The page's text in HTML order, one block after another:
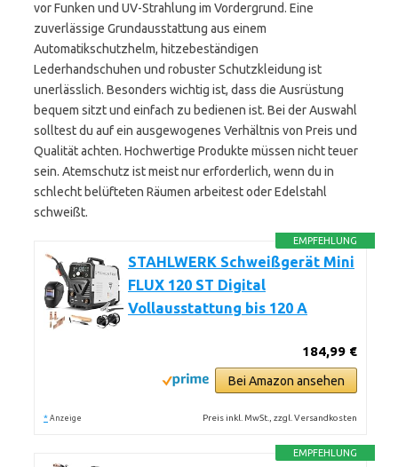
vor Funken und UV-Strahlung im Vordergrund. Eine
zuverlässige Grundausstattung aus einem
Automatikschutzhelm, hitzebeständigen
Lederhandschuhen und robuster Schutzkleidung ist
unerlässlich. Besonders wichtig ist, dass die Ausrüstung
bequem sitzt und einfach zu bedienen ist. Bei der Auswahl
solltest du auf ein ausgewogenes Verhältnis von Preis und
Qualität achten. Hochwertige Produkte müssen nicht teuer
sein. Atemschutz ist meist nur erforderlich, wenn du in
schlecht belüfteten Räumen arbeitest oder Edelstahl
schweißt.
EMPFEHLUNG
STAHLWERK Schweißgerät Mini
FLUX 120 ST Digital
Vollausstattung bis 120 A
184,99 €
Bei Amazon ansehen
* Anzeige Preis inkl. MwSt., zzgl. Versandkosten
EMPFEHLUNG